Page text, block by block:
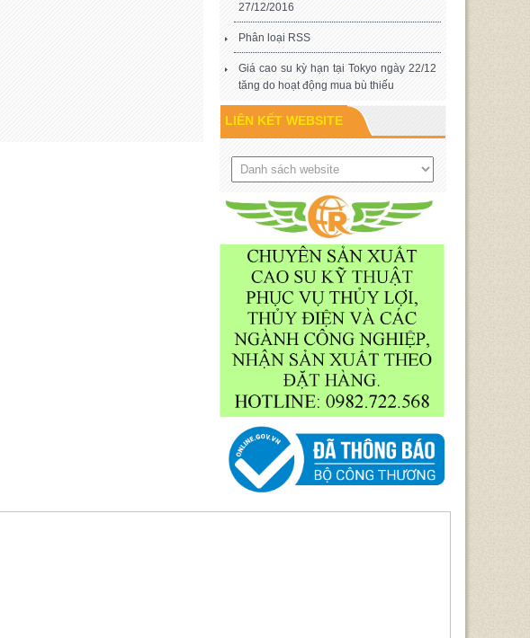
27/12/2016
Phân loại RSS
Giá cao su kỳ hạn tại Tokyo ngày 22/12
tăng do hoạt động mua bù thiếu
LIÊN KẾT WEBSITE